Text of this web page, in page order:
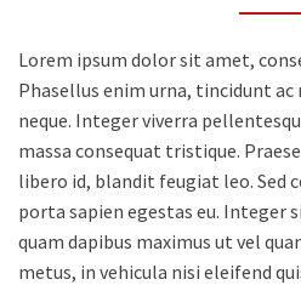
Lorem ipsum dolor sit amet,
Phasellus enim urna, tincidunt
neque. Integer viverra
massa consequat tristique.
libero id, blandit feugiat leo. Sed
porta sapien egestas eu. Integer
quam dapibus maximus ut vel
metus, in vehicula nisi eleifend